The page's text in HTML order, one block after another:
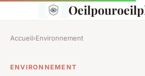
Accueil›Environnement
ENVIRONNEMENT